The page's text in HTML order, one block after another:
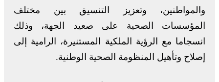
والمواطنين، وتعزيز التنسيق بين مختلف
المؤسسات الصحية على صعيد الجهة، وذلك
انسجاما مع الرؤية الملكية المستنيرة، الرامية إلى
إصلاح وتأهيل المنظومة الصحية الوطنية.